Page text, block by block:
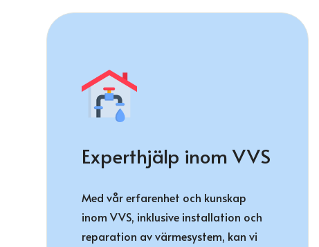
Experthjälp inom VVS
Med vår erfarenhet och kunskap
inom VVS, inklusive installation och
reparation av värmesystem, kan vi